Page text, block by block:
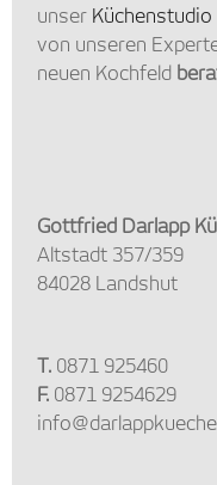
unser
von unseren
neuen Kochfeld
Gottfried Darlapp
Altstadt 357/359
84028 Landshut
T. 0871 925460
F. 0871 9254629